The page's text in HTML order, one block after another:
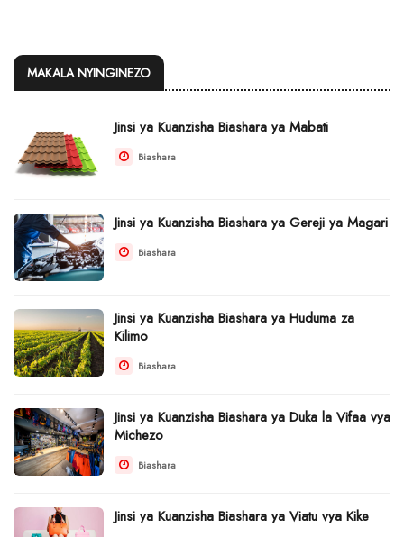
MAKALA NYINGINEZO
Jinsi ya Kuanzisha Biashara ya Mabati
Biashara
Jinsi ya Kuanzisha Biashara ya Gereji ya Magari
Biashara
Jinsi ya Kuanzisha Biashara ya Huduma za
Kilimo
Biashara
Jinsi ya Kuanzisha Biashara ya Duka la Vifaa vya
Michezo
Biashara
Jinsi ya Kuanzisha Biashara ya Viatu vya Kike